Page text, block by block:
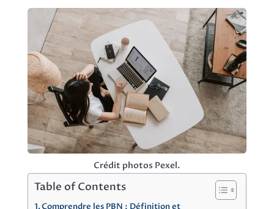
Crédit photos Pexel.
Table of Contents
Comprendre les PBN : Définition et